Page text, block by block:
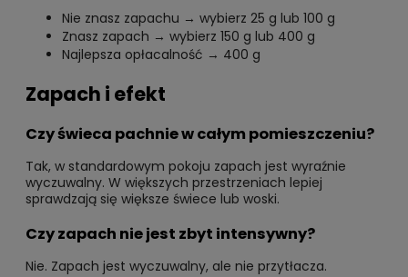
Nie znasz zapachu → wybierz 25 g lub 100 g
Znasz zapach → wybierz 150 g lub 400 g
Najlepsza opłacalność → 400 g
Zapach i efekt
Czy świeca pachnie w całym pomieszczeniu?
Tak, w standardowym pokoju zapach jest wyraźnie
wyczuwalny. W większych przestrzeniach lepiej
sprawdzają się większe świece lub woski.
Czy zapach nie jest zbyt intensywny?
Nie. Zapach jest wyczuwalny, ale nie przytłacza.